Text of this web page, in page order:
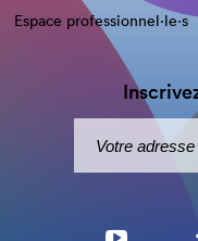
Espace professionnel·le⋅s